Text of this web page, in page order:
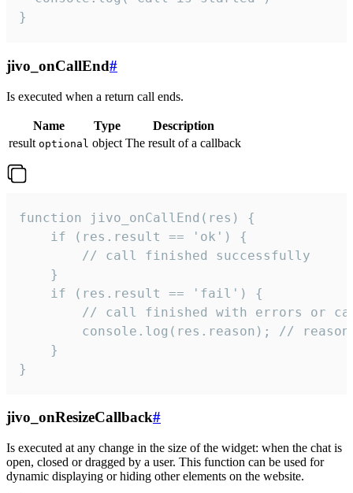
}
jivo_onCallEnd#
Is executed when a return call ends.
Name Type
Description
result optional object The result of a callback
function jivo_onCallEnd(res) {
    if (res.result == 'ok') {
        // call finished successfully
    }
    if (res.result == 'fail') {
// call finished with errors or
console.log(res.reason); //
    }
}
jivo_onResizeCallback#
Is executed at any change in the size of the widget: when the chat is
open, closed or dragged by a user. This function can be used for
dynamic displaying or hiding other elements on the website.